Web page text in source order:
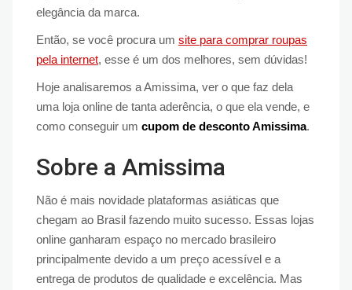
elegância da marca.
Então, se você procura um site para comprar roupas
pela internet, esse é um dos melhores, sem dúvidas!
Hoje analisaremos a Amissima, ver o que faz dela
uma loja online de tanta aderência, o que ela vende, e
como conseguir um cupom de desconto Amissima.
Sobre a Amissima
Não é mais novidade plataformas asiáticas que
chegam ao Brasil fazendo muito sucesso. Essas lojas
online ganharam espaço no mercado brasileiro
principalmente devido a um preço acessível e a
entrega de produtos de qualidade e excelência. Mas